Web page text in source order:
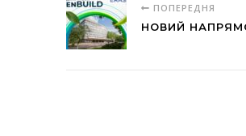
ПОПЕРЕДНЯ
НОВИЙ